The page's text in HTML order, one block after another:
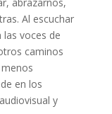
Al escuchar
voces de
caminos
en los
y